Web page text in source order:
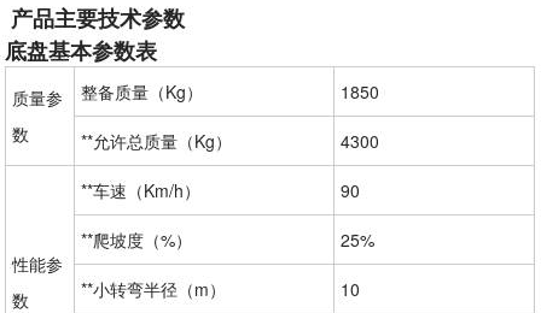
产品主要技术参数
底盘基本参数表
质量参
数
整备质量（Kg） 1850
**允许总质量（Kg） 4300
性能参
数
**车速（Km/h） 90
**爬坡度（%） 25%
**小转弯半径（m） 10